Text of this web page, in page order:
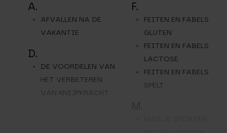
A.
AFVALLEN NA DE
VAKANTIE
D.
DE VOORDELEN VAN
HET VERBETEREN
VAN KNIJPKRACHT
F.
FEITEN EN FABELS
GLUTEN
FEITEN EN FABELS
LACTOSE
FEITEN EN FABELS
SPELT
M.